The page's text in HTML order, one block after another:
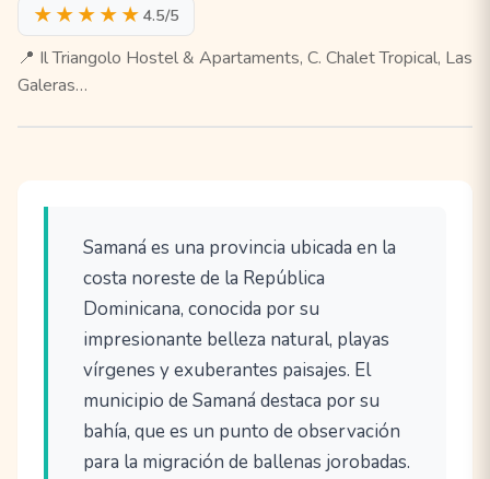
★★★★★ 4.5/5
📍 Il Triangolo Hostel & Apartaments, C. Chalet Tropical, Las
Galeras…
Samaná es una provincia ubicada en la
costa noreste de la República
Dominicana, conocida por su
impresionante belleza natural, playas
vírgenes y exuberantes paisajes. El
municipio de Samaná destaca por su
bahía, que es un punto de observación
para la migración de ballenas jorobadas.